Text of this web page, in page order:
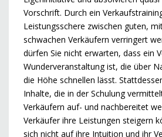
Vorschrift. Durch ein
Leistungsschere zwischen guten,
schwachen Verkäufern verringert
dürfen Sie nicht erwarten, dass ein
Wunderveranstaltung ist, die über
die Höhe schnellen lässt.
Inhalte, die in der Schulung
Verkäufern auf- und nachbereitet
Verkäufer ihre Leistungen steigern
sich nicht auf ihre Intuition und ihr